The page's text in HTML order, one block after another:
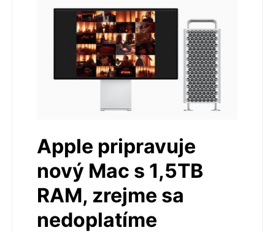
Apple pripravuje
nový Mac s 1,5TB
RAM, zrejme sa
nedoplatíme